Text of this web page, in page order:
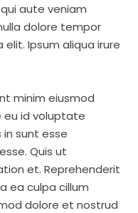
aute veniam
dolore tempor
Ipsum aliqua irure
minim eiusmod
eu id voluptate
sunt esse
Quis ut
et. Reprehenderit
ea culpa cillum
dolore et nostrud